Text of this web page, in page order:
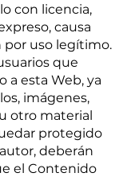
con licencia,
causa
por uso legítimo.
que
a esta Web, ya
imágenes,
otro material
protegido
deberán
el Contenido